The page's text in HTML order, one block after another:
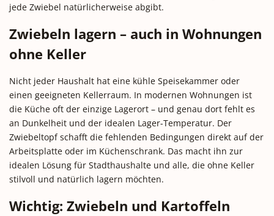
jede Zwiebel natürlicherweise abgibt.
Zwiebeln lagern – auch in Wohnungen
ohne Keller
Nicht jeder Haushalt hat eine kühle Speisekammer oder
einen geeigneten Kellerraum. In modernen Wohnungen ist
die Küche oft der einzige Lagerort – und genau dort fehlt es
an Dunkelheit und der idealen Lager-Temperatur. Der
Zwiebeltopf schafft die fehlenden Bedingungen direkt auf der
Arbeitsplatte oder im Küchenschrank. Das macht ihn zur
idealen Lösung für Stadthaushalte und alle, die ohne Keller
stilvoll und natürlich lagern möchten.
Wichtig: Zwiebeln und Kartoffeln